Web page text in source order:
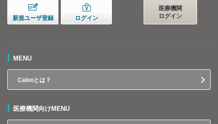
新規ユーザ登録 ログイン
医療機関
ログイン
MENU
Calooとは？
医療機関向けMENU